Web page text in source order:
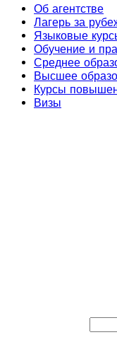
Об агентстве
Лагерь за
Языковые
Обучение и
Среднее
Высшее
Курсы
Визы